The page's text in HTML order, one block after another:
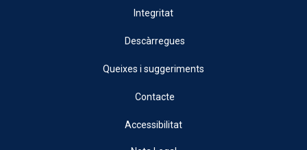
Integritat
Descàrregues
Queixes i suggeriments
Contacte
Accessibilitat